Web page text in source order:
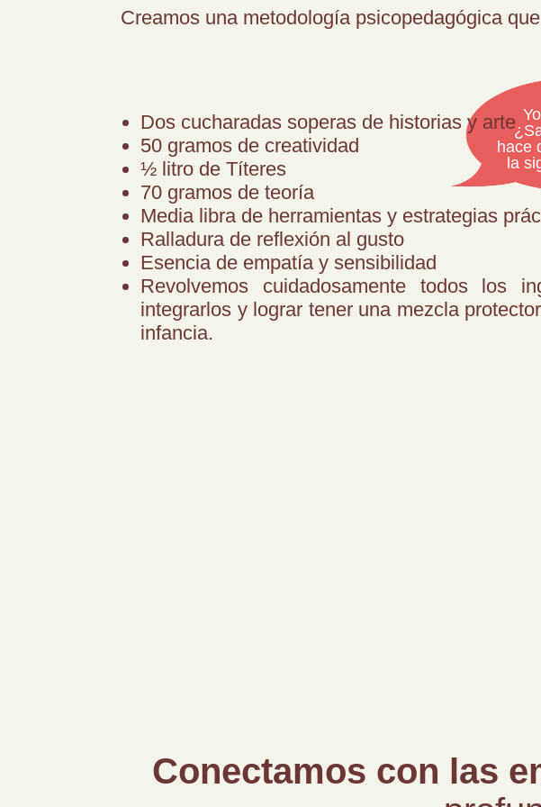
Creamos una metodología psicopedagógica
hace
la
Dos cucharadas soperas de historias y arte
50 gramos de creatividad
½ litro de Títeres
70 gramos de teoría
Media libra de herramientas y estrategias
Ralladura de reflexión al gusto
Esencia de empatía y sensibilidad
Revolvemos cuidadosamente todos los
integrarlos y lograr tener una mezcla
infancia.
Conectamos con las